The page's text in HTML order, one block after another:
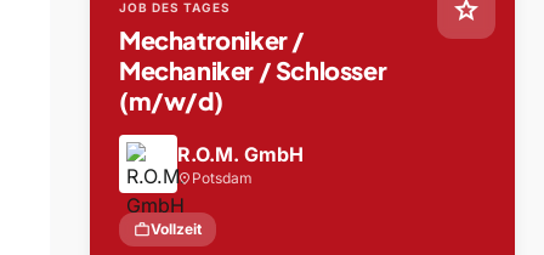
star
JOB DES TAGES
Mechatroniker /
Mechaniker / Schlosser
(m/w/d)
R.O.M. GmbH
location_on Potsdam
workVollzeit